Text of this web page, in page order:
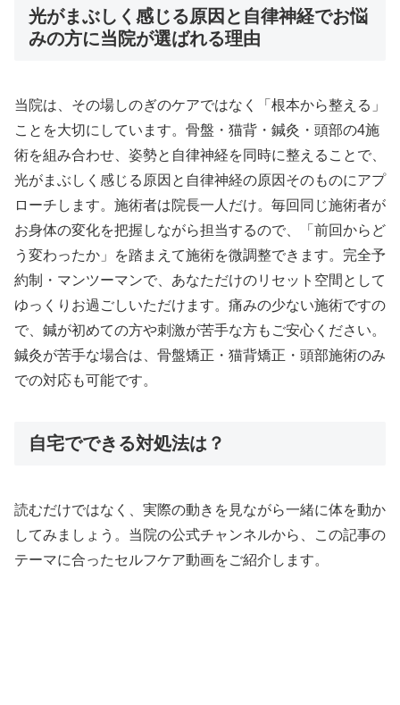
光がまぶしく感じる原因と自律神経でお悩
みの方に当院が選ばれる理由
当院は、その場しのぎのケアではなく「根本から整える」
ことを大切にしています。骨盤・猫背・鍼灸・頭部の4施
術を組み合わせ、姿勢と自律神経を同時に整えることで、
光がまぶしく感じる原因と自律神経の原因そのものにアプ
ローチします。施術者は院長一人だけ。毎回同じ施術者が
お身体の変化を把握しながら担当するので、「前回からど
う変わったか」を踏まえて施術を微調整できます。完全予
約制・マンツーマンで、あなただけのリセット空間として
ゆっくりお過ごしいただけます。痛みの少ない施術ですの
で、鍼が初めての方や刺激が苦手な方もご安心ください。
鍼灸が苦手な場合は、骨盤矯正・猫背矯正・頭部施術のみ
での対応も可能です。
自宅でできる対処法は？
読むだけではなく、実際の動きを見ながら一緒に体を動か
してみましょう。当院の公式チャンネルから、この記事の
テーマに合ったセルフケア動画をご紹介します。